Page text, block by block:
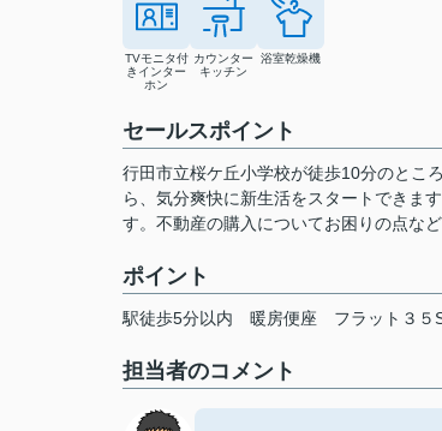
TVモニタ付
きインター
ホン
カウンター
キッチン
浴室乾燥機
セールスポイント
行田市立桜ケ丘小学校が徒歩10分のとこ
ら、気分爽快に新生活をスタートできま
す。不動産の購入についてお困りの点な
ポイント
駅徒歩5分以内 暖房便座 フラット３５
担当者のコメント